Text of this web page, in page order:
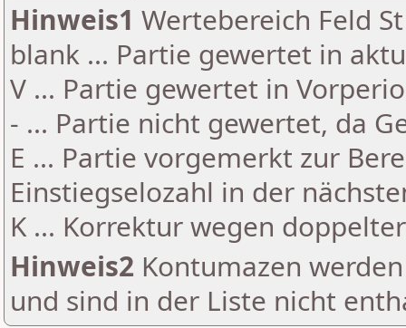
Hinweis1 Wertebereich Feld
blank ... Partie gewertet in
V ... Partie gewertet in
- ... Partie nicht gewertet, da
E ... Partie vorgemerkt zur
Einstiegselozahl in der
K ... Korrektur wegen
Hinweis2 Kontumazen
und sind in der Liste nicht